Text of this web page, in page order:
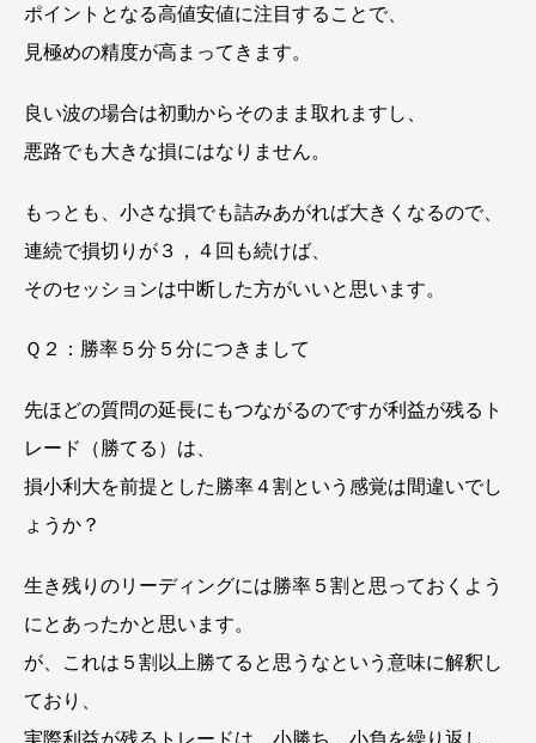
ポイントとなる高値安値に注目することで、
見極めの精度が高まってきます。
良い波の場合は初動からそのまま取れますし、
悪路でも大きな損にはなりません。
もっとも、小さな損でも詰みあがれば大きくなるので、
連続で損切りが３，４回も続けば、
そのセッションは中断した方がいいと思います。
Ｑ２：勝率５分５分につきまして
先ほどの質問の延長にもつながるのですが利益が残るト
レード（勝てる）は、
損小利大を前提とした勝率４割という感覚は間違いでし
ょうか？
生き残りのリーディングには勝率５割と思っておくよう
にとあったかと思います。
が、これは５割以上勝てると思うなという意味に解釈し
ており、
実際利益が残るトレードは 小勝ち、小負を繰り返し、